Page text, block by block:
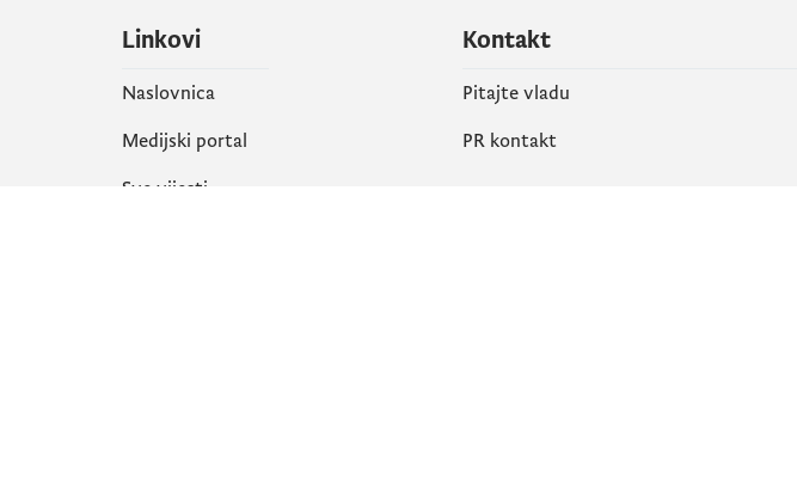
Linkovi
Naslovnica
Medijski portal
Sve vijesti
Kontakt
Pitajte vladu
PR kontakt